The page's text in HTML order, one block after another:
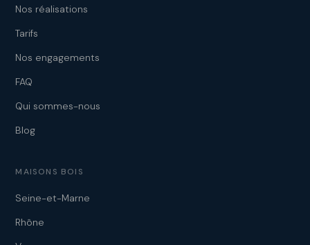
Nos réalisations
Tarifs
Nos engagements
FAQ
Qui sommes-nous
Blog
MAISONS BOIS
Seine-et-Marne
Rhône